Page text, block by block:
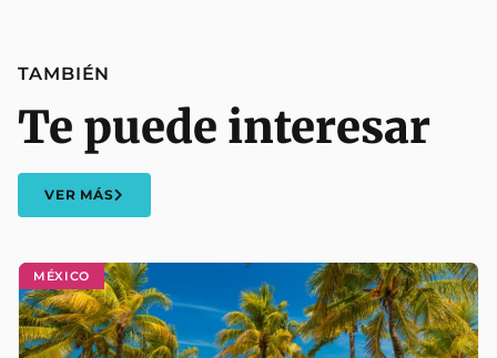
MÉXICO
TAMBIÉN
Te puede interesar
VER MÁS